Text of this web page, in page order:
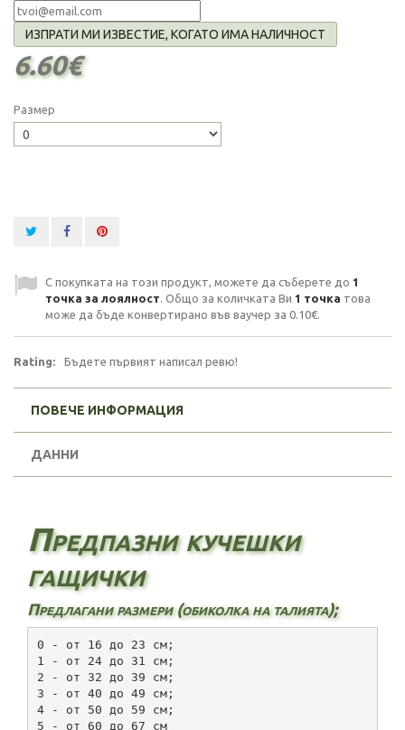
ИЗПРАТИ МИ ИЗВЕСТИЕ, КОГАТО ИМА НАЛИЧНОСТ
6.60€
Размер
С покупката на този продукт, можете да съберете до 1
точка за лоялност. Общо за количката Ви 1 точка това
може да бъде конвертирано във ваучер за 0.10€.
Rating: Бъдете първият написал ревю!
ПОВЕЧЕ ИНФОРМАЦИЯ
ДАННИ
Предпазни кучешки
гащички
Предлагани размери (обиколка на талията);
0 - от 16 до 23 см;
1 - от 24 до 31 см;
2 - от 32 до 39 см;
3 - от 40 до 49 см;
4 - от 50 до 59 см;
5 - от 60 до 67 см